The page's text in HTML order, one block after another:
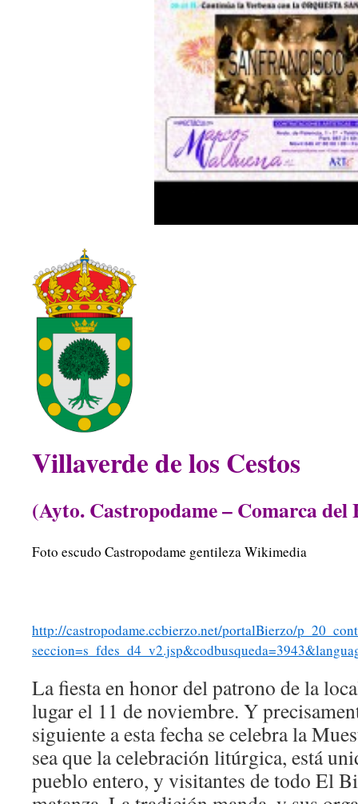
Villaverde de los Cestos
(Ayto. Castropodame – Comarca
Foto escudo Castropodame gentileza Wikimedia
http://castropodame.ccbierzo.net/portalBierzo/
La fiesta en honor del patrono de la
lugar el 11 de noviembre. Y
siguiente a esta fecha se celebra la
sea que la celebración litúrgica, está
pueblo entero, y visitantes de todo El